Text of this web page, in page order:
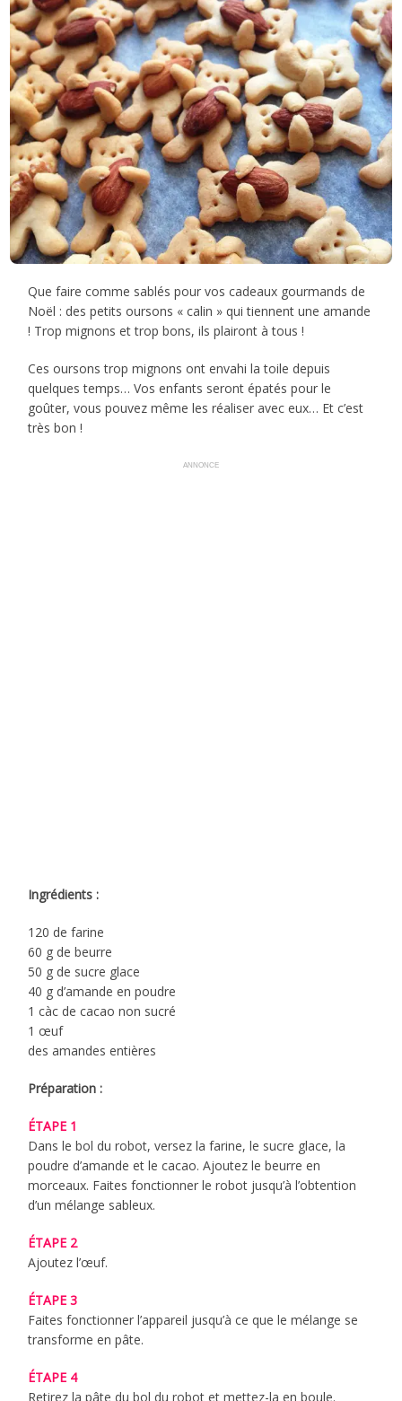
Que faire comme sablés pour vos cadeaux gourmands de
Noël : des petits oursons « calin » qui tiennent une amande
! Trop mignons et trop bons, ils plairont à tous !
Ces oursons trop mignons ont envahi la toile depuis
quelques temps… Vos enfants seront épatés pour le
goûter, vous pouvez même les réaliser avec eux… Et c’est
très bon !
ANNONCE
Ingrédients :
120 de farine
60 g de beurre
50 g de sucre glace
40 g d’amande en poudre
1 càc de cacao non sucré
1 œuf
des amandes entières
Préparation :
ÉTAPE 1
Dans le bol du robot, versez la farine, le sucre glace, la
poudre d’amande et le cacao. Ajoutez le beurre en
morceaux. Faites fonctionner le robot jusqu’à l’obtention
d’un mélange sableux.
ÉTAPE 2
Ajoutez l’œuf.
ÉTAPE 3
Faites fonctionner l’appareil jusqu’à ce que le mélange se
transforme en pâte.
ÉTAPE 4
Retirez la pâte du bol du robot et mettez-la en boule.